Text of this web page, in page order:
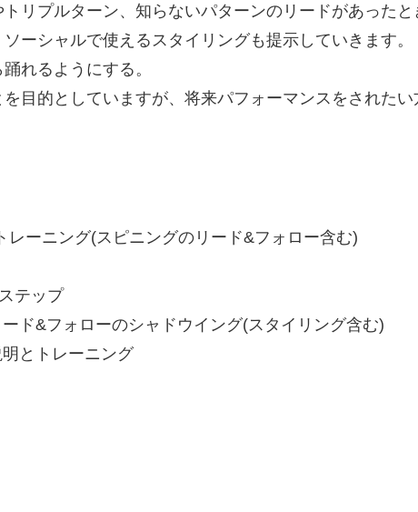
リプルターン、知らないパターンのリードがあったと
ーシャルで使えるスタイリングも提示していきます。
れるようにする。
目的としていますが、将来パフォーマンスをされたい
ーニング(スピニングのリード&フォロー含む)
テップ
ド&フォローのシャドウイング(スタイリング含む)
とトレーニング